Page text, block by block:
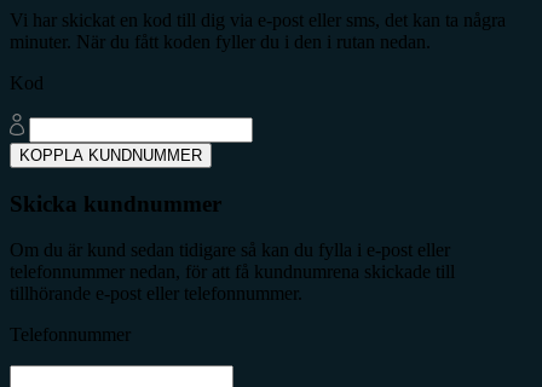
Vi har skickat en kod till dig via e-post eller sms, det kan ta några
minuter. När du fått koden fyller du i den i rutan nedan.
Kod
KOPPLA KUNDNUMMER
Skicka kundnummer
Om du är kund sedan tidigare så kan du fylla i e-post eller
telefonnummer nedan, för att få kundnumrena skickade till
tillhörande e-post eller telefonnummer.
Telefonnummer